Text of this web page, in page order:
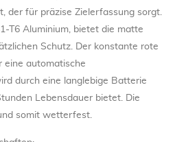
der für präzise Zielerfassung sorgt.
T6 Aluminium, bietet die matte
Schutz. Der konstante rote
eine automatische
durch eine langlebige Batterie
Lebensdauer bietet. Die
somit wetterfest.